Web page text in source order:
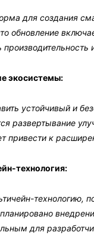
для создания
обновление
экосистемы:
устойчивый и
развертывание
привести к
технология:
для